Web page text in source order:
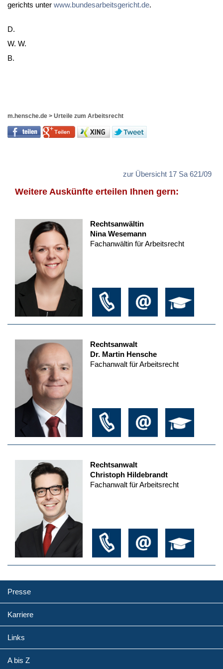
ge­richts un­ter www.bun­des­ar­beits­ge­richt.de.
D.
W. W.
B.
m.hensche.de > Urteile zum Arbeitsrecht
zur Übersicht 17 Sa 621/09
Weitere Auskünfte erteilen Ihnen gern:
Rechtsanwältin
Nina Wesemann
Fachanwältin für Arbeitsrecht
Rechtsanwalt
Dr. Martin Hensche
Fachanwalt für Arbeitsrecht
Rechtsanwalt
Christoph Hildebrandt
Fachanwalt für Arbeitsrecht
Presse
Karriere
Links
A bis Z